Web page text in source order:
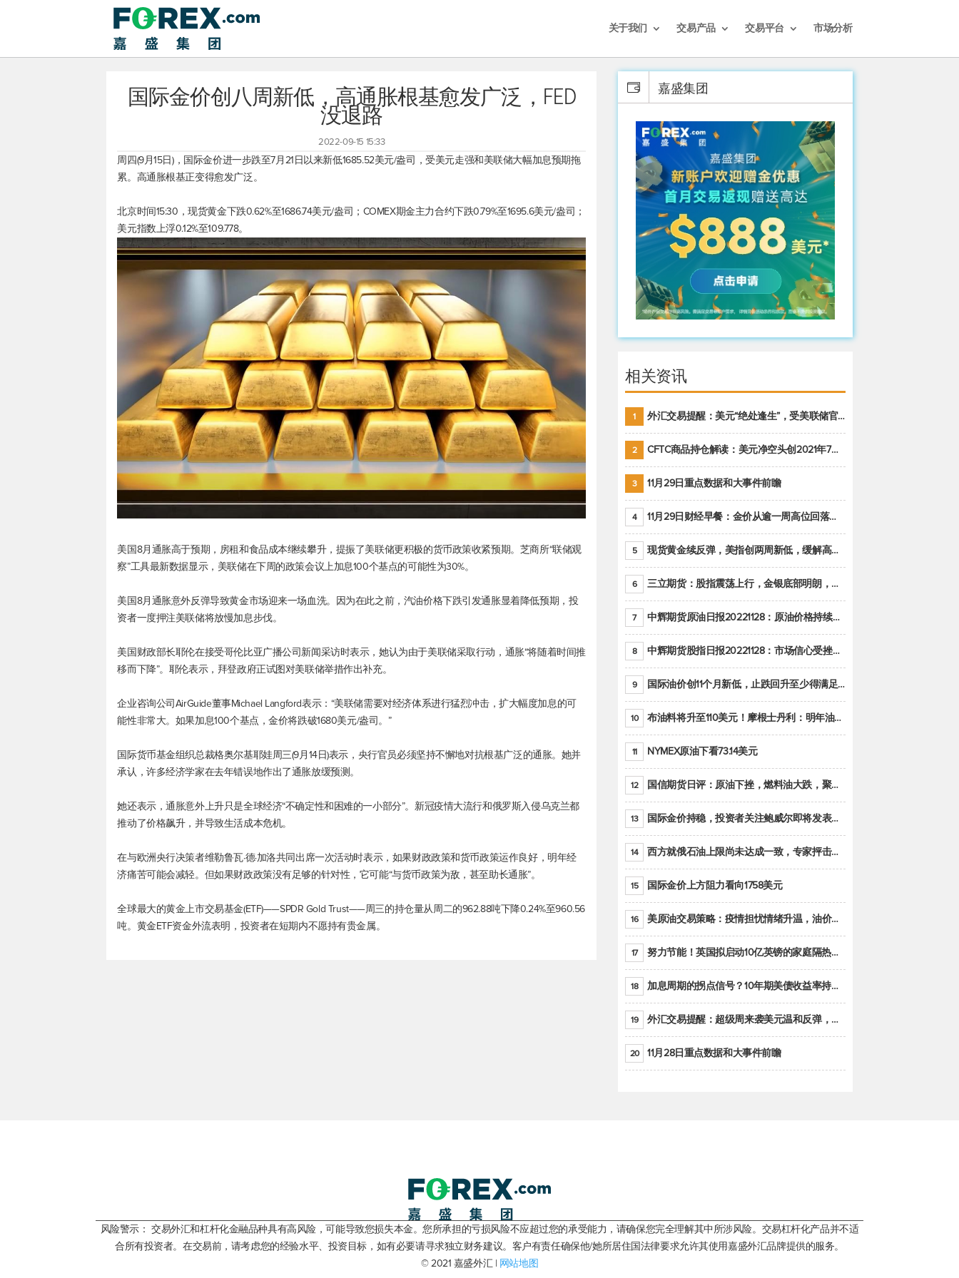
关于我们 交易产品 交易平台 市场分析
国际金价创八周新低，高通胀根基愈发广泛，FED
没退路
2022-09-15 15:33
周四(9月15日)，国际金价进一步跌至7月21日以来新低1685.52美元/盎司，受美元走强和美联储大幅加息预期拖
累。高通胀根基正变得愈发广泛。
北京时间15:30，现货黄金下跌0.62%至1686.74美元/盎司；COMEX期金主力合约下跌0.79%至1695.6美元/盎司；
美元指数上浮0.12%至109.778。
美国8月通胀高于预期，房租和食品成本继续攀升，提振了美联储更积极的货币政策收紧预期。芝商所“联储观
察”工具最新数据显示，美联储在下周的政策会议上加息100个基点的可能性为30%。
美国8月通胀意外反弹导致黄金市场迎来一场血洗。因为在此之前，汽油价格下跌引发通胀显着降低预期，投
资者一度押注美联储将放慢加息步伐。
美国财政部长耶伦在接受哥伦比亚广播公司新闻采访时表示，她认为由于美联储采取行动，通胀“将随着时间推
移而下降”。耶伦表示，拜登政府正试图对美联储举措作出补充。
企业咨询公司AirGuide董事Michael Langford表示：“美联储需要对经济体系进行猛烈冲击，扩大幅度加息的可
能性非常大。如果加息100个基点，金价将跌破1680美元/盎司。”
国际货币基金组织总裁格奥尔基耶娃周三(9月14日)表示，央行官员必须坚持不懈地对抗根基广泛的通胀。她并
承认，许多经济学家在去年错误地作出了通胀放缓预测。
她还表示，通胀意外上升只是全球经济“不确定性和困难的一小部分”。新冠疫情大流行和俄罗斯入侵乌克兰都
推动了价格飙升，并导致生活成本危机。
在与欧洲央行决策者维勒鲁瓦·德·加洛共同出席一次活动时表示，如果财政政策和货币政策运作良好，明年经
济痛苦可能会减轻。但如果财政政策没有足够的针对性，它可能“与货币政策为敌，甚至助长通胀”。
全球最大的黄金上市交易基金(ETF)——SPDR Gold Trust——周三的持仓量从周二的962.88吨下降0.24%至960.56
吨。黄金ETF资金外流表明，投资者在短期内不愿持有贵金属。
嘉盛集团
相关资讯
1 外汇交易提醒：美元“绝处逢生”，受美联储官员鹰派讲话支撑
2 CFTC商品持仓解读：美元净空头创2021年7月以来最大，黄金期货投机性净多头头寸减少
3 11月29日重点数据和大事件前瞻
4 11月29日财经早餐：金价从逾一周高位回落，美联储官员重申鹰派立场推动美元回升
5 现货黄金续反弹，美指创两周新低，缓解高通胀美国须治本
6 三立期货：股指震荡上行，金银底部明朗，原油偏弱走势(20221128收评)
7 中辉期货原油日报20221128：原油价格持续下降，市场关注OPEC+新一轮产能政策
8 中辉期货股指日报20221128：市场信心受挫，股指全线回调
9 国际油价创11个月新低，止跌回升至少得满足二大条件之一
10 布油料将升至110美元！摩根士丹利：明年油市面临七大不确定性
11 NYMEX原油下看73.14美元
12 国信期货日评：原油下挫，燃料油大跌，聚烯烃谨慎回调
13 国际金价持稳，投资者关注鲍威尔即将发表的讲话
14 西方就俄石油上限尚未达成一致，专家抨击限价是无用功
15 国际金价上方阻力看向1758美元
16 美原油交易策略：疫情担忧情绪升温，油价跌创年内新低
17 努力节能！英国拟启动10亿英镑的家庭隔热工程 减少能源消耗
18 加息周期的拐点信号？10年期美债收益率持续低于联邦基金利率目标区间
19 外汇交易提醒：超级周来袭美元温和反弹，警惕筑底可能性
20 11月28日重点数据和大事件前瞻
风险警示： 交易外汇和杠杆化金融品种具有高风险，可能导致您损失本金。您所承担的亏损风险不应超过您的承受能力，请确保您完全理解其中所涉风险。交易杠杆化产品并不适
合所有投资者。在交易前，请考虑您的经验水平、投资目标，如有必要请寻求独立财务建议。客户有责任确保他/她所居住国法律要求允许其使用嘉盛外汇品牌提供的服务。
© 2021 嘉盛外汇 | 网站地图